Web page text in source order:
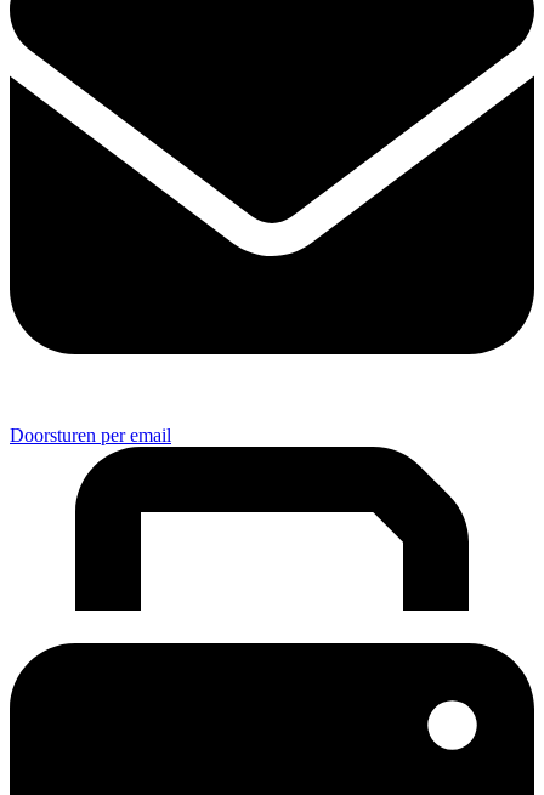
Doorsturen per email